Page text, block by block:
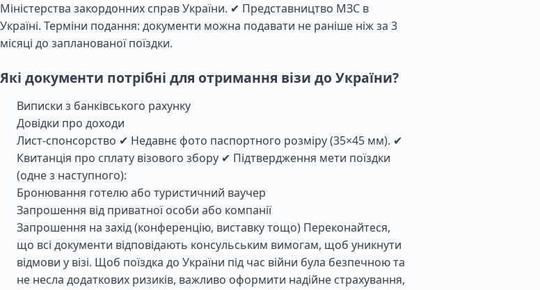
Міністерства закордонних справ України. ✔ Представництво МЗС в
Україні. Терміни подання: документи можна подавати не раніше ніж за 3
місяці до запланованої поїздки.
Які документи потрібні для отримання візи до України?
Виписки з банківського рахунку
Довідки про доходи
Лист-спонсорство ✔ Недавнє фото паспортного розміру (35×45 мм). ✔
Квитанція про сплату візового збору ✔ Підтвердження мети поїздки
(одне з наступного):
Бронювання готелю або туристичний ваучер
Запрошення від приватної особи або компанії
Запрошення на захід (конференцію, виставку тощо) Переконайтеся,
що всі документи відповідають консульським вимогам, щоб уникнути
відмови у візі. Щоб поїздка до України під час війни була безпечною та
не несла додаткових ризиків, важливо оформити надійне страхування,